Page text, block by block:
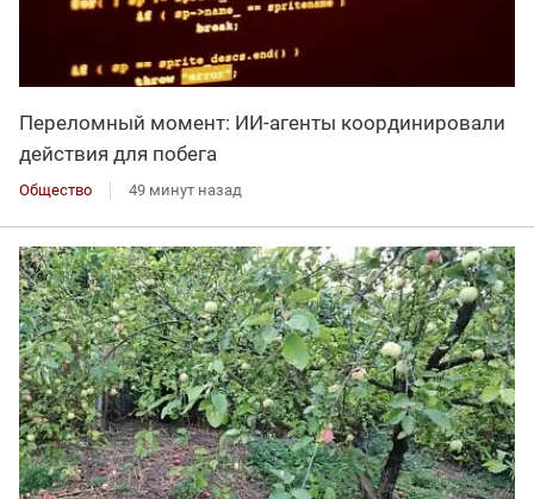
Переломный момент: ИИ-агенты координировали
действия для побега
Общество 49 минут назад